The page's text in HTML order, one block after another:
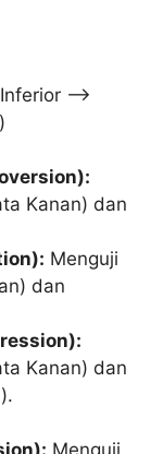
—->
Kanan) dan
Menguji
dan
Kanan) dan